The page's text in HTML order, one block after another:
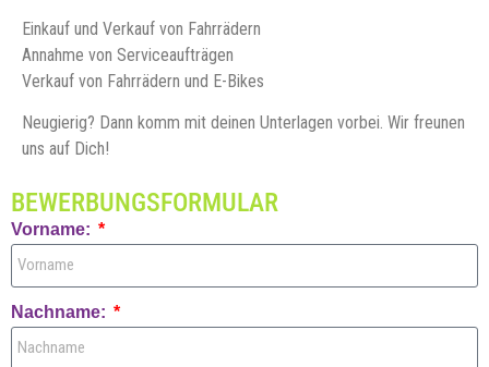
Einkauf und Verkauf von Fahrrädern
Annahme von Serviceaufträgen
Verkauf von Fahrrädern und E-Bikes
Neugierig? Dann komm mit deinen Unterlagen vorbei. Wir freunen
uns auf Dich!
BEWERBUNGSFORMULAR
Vorname:
Nachname: